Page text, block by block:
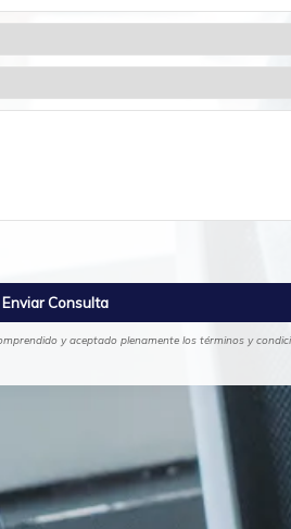
y aceptado plenamente los términos y